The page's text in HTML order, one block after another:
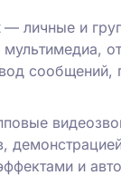
— личные и
сообщений,
и